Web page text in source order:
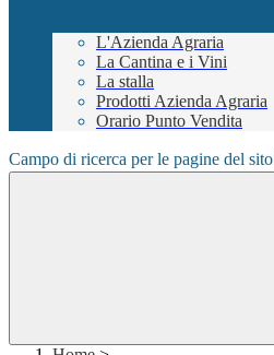
L'Azienda Agraria
La Cantina e i Vini
La stalla
Prodotti Azienda Agraria
Orario Punto Vendita
Campo di ricerca per le pagine del sito